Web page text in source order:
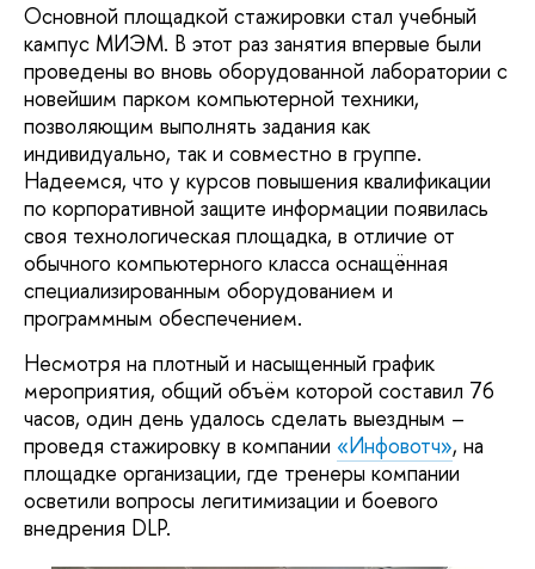
Основной площадкой стажировки стал учебный
кампус МИЭМ. В этот раз занятия впервые были
проведены во вновь оборудованной лаборатории с
новейшим парком компьютерной техники,
позволяющим выполнять задания как
индивидуально, так и совместно в группе.
Надеемся, что у курсов повышения квалификации
по корпоративной защите информации появилась
своя технологическая площадка, в отличие от
обычного компьютерного класса оснащённая
специализированным оборудованием и
программным обеспечением.
Несмотря на плотный и насыщенный график
мероприятия, общий объём которой составил 76
часов, один день удалось сделать выездным –
проведя стажировку в компании «Инфовотч», на
площадке организации, где тренеры компании
осветили вопросы легитимизации и боевого
внедрения DLP.